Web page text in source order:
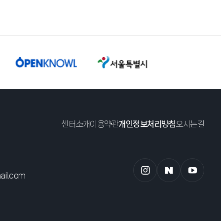
센터소개이용약관개인정보처리방침오시는길